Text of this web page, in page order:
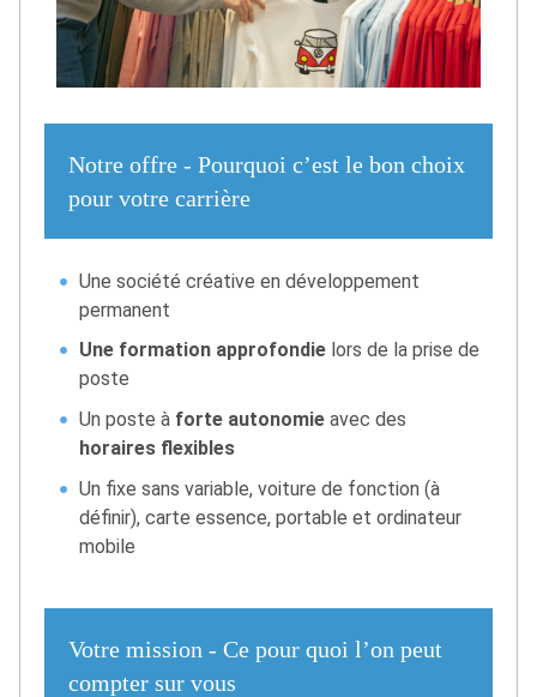
Notre offre - Pourquoi c’est le bon choix
pour votre carrière
Une société créative en développement
permanent
Une formation approfondie lors de la prise de
poste
Un poste à forte autonomie avec des
horaires flexibles
Un fixe sans variable, voiture de fonction (à
définir), carte essence, portable et ordinateur
mobile
Votre mission - Ce pour quoi l’on peut
compter sur vous